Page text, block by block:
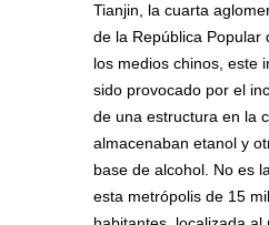
Tianjin, la cuarta
de la República Popular
los medios chinos, este
sido provocado por el
de una estructura en la
almacenaban etanol y
base de alcohol. No es
esta metrópolis de 15